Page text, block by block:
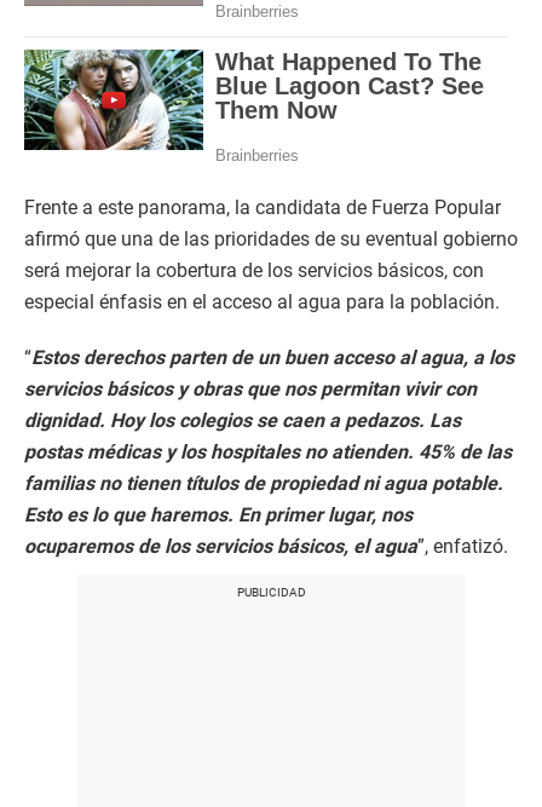
Frente a este panorama, la candidata de Fuerza Popular
afirmó que una de las prioridades de su eventual gobierno
será mejorar la cobertura de los servicios básicos, con
especial énfasis en el acceso al agua para la población.
“Estos derechos parten de un buen acceso al agua, a los
servicios básicos y obras que nos permitan vivir con
dignidad. Hoy los colegios se caen a pedazos. Las
postas médicas y los hospitales no atienden. 45% de las
familias no tienen títulos de propiedad ni agua potable.
Esto es lo que haremos. En primer lugar, nos
ocuparemos de los servicios básicos, el agua”, enfatizó.